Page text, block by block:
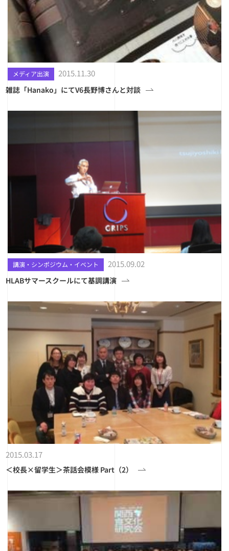
メディア出演 2015.11.30
雑誌「Hanako」にてV6長野博さんと対談
講演・シンポジウム・イベント 2015.09.02
HLABサマースクールにて基調講演
2015.03.17
＜校長×留学生＞茶話会模様 Part（2）